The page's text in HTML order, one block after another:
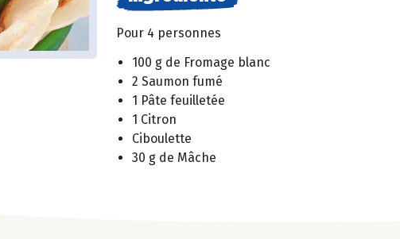
Pour 4 personnes
100 g de Fromage blanc
2 Saumon fumé
1 Pâte feuilletée
1 Citron
Ciboulette
30 g de Mâche